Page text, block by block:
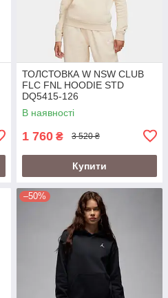
ТОЛСТОВКА W NSW CLUB
FLC FNL HOODIE STD
DQ5415-126
В наявності
1 760 ₴ 3 520 ₴
Купити
–50%